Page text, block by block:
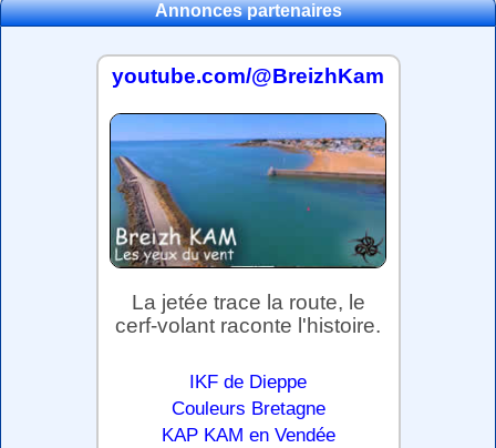
Annonces partenaires
youtube.com/@BreizhKam
La jetée trace la route, le
cerf-volant raconte l'histoire.
IKF de Dieppe
Couleurs Bretagne
KAP KAM en Vendée